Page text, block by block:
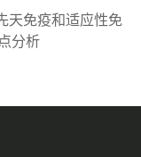
天免疫和适应性免
分析